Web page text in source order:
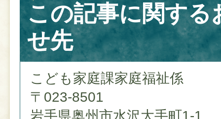
この記事に関する
せ先
こども家庭課家庭福祉係
〒023-8501
岩手県奥州市水沢大手町1-1